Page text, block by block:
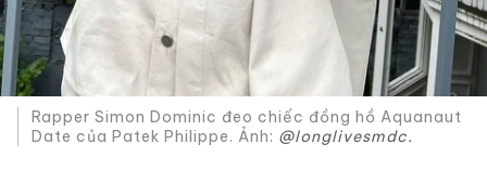
Rapper Simon Dominic đeo chiếc đồng hồ Aquanaut
Date của Patek Philippe. Ảnh: @longlivesmdc.